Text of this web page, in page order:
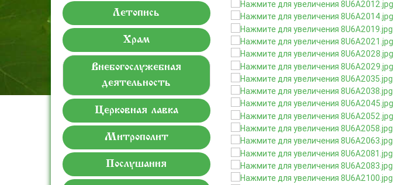
Летопись
Храм
Внебогослужебная
деятельность
Церковная лавка
Митрополит
Послушания